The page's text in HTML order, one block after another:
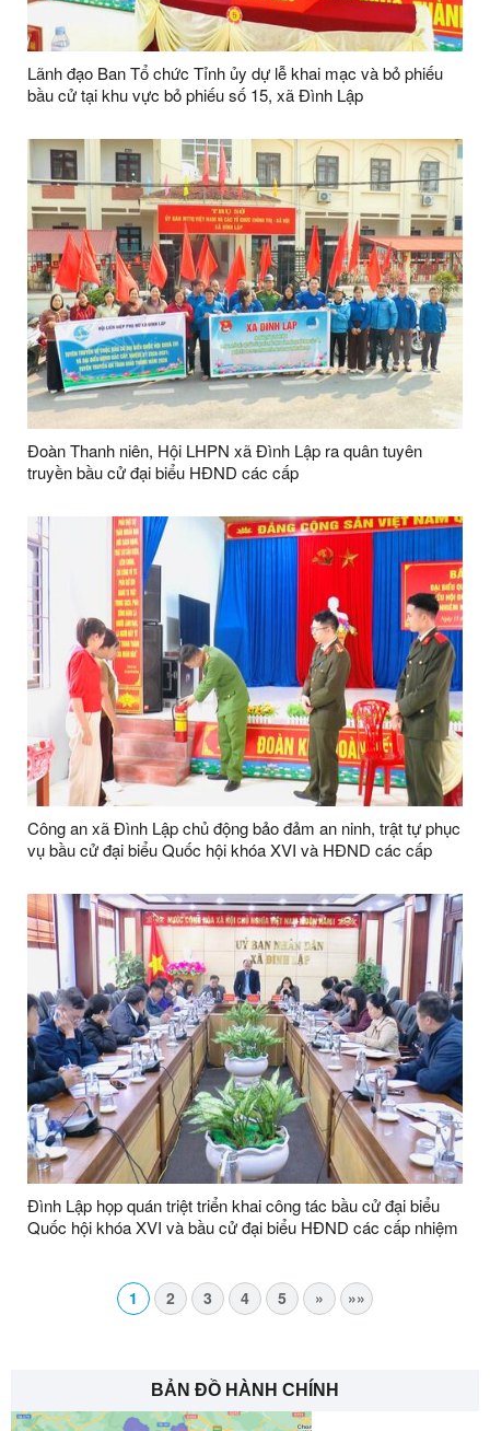
Lãnh đạo Ban Tổ chức Tỉnh ủy dự lễ khai mạc và bỏ phiếu
bầu cử tại khu vực bỏ phiếu số 15, xã Đình Lập
Đoàn Thanh niên, Hội LHPN xã Đình Lập ra quân tuyên
truyền bầu cử đại biểu HĐND các cấp
Công an xã Đình Lập chủ động bảo đảm an ninh, trật tự phục
vụ bầu cử đại biểu Quốc hội khóa XVI và HĐND các cấp
Đình Lập họp quán triệt triển khai công tác bầu cử đại biểu
Quốc hội khóa XVI và bầu cử đại biểu HĐND các cấp nhiệm
1 2 3 4 5 » »»
BẢN ĐỒ HÀNH CHÍNH